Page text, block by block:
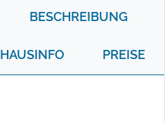
BESCHREIBUNG
HAUSINFO PREISE